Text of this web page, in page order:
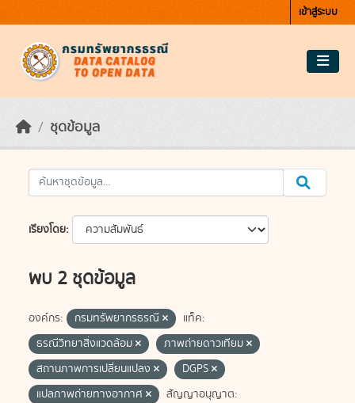
เข้าสู่ระบบ
ชุดข้อมูล
เรียงโดย
พบ 2 ชุดข้อมูล
องค์กร: กรมทรัพยากรธรณี
แท็ค:
ธรณีวิทยาสิ่งแวดล้อม
ภาพถ่ายดาวเทียม
สถานภาพการเปลี่ยนแปลง
DGPS
แปลภาพถ่ายทางอากาศ
สัญญาอนุญาต: